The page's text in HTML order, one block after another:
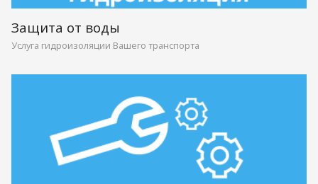
Защита от воды
Услуга гидроизоляции Вашего транспорта